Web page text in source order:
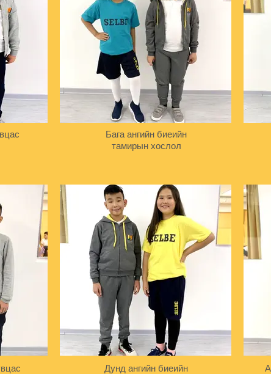
Бага ангийн биеийн
тамирын хослол
Дунд ангийн биеийн